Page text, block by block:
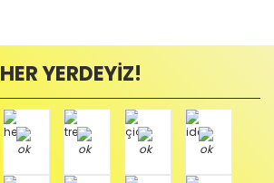
HER YERDEYİZ!